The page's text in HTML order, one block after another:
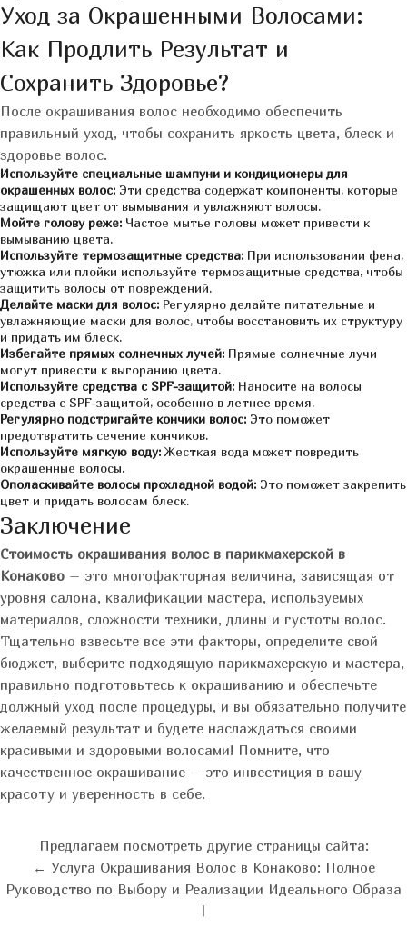
Уход за Окрашенными Волосами:
Как Продлить Результат и
Сохранить Здоровье?
После окрашивания волос необходимо обеспечить
правильный уход, чтобы сохранить яркость цвета, блеск и
здоровье волос.
Используйте специальные шампуни и кондиционеры для
окрашенных волос: Эти средства содержат компоненты, которые
защищают цвет от вымывания и увлажняют волосы.
Мойте голову реже: Частое мытье головы может привести к
вымыванию цвета.
Используйте термозащитные средства: При использовании фена,
утюжка или плойки используйте термозащитные средства, чтобы
защитить волосы от повреждений.
Делайте маски для волос: Регулярно делайте питательные и
увлажняющие маски для волос, чтобы восстановить их структуру
и придать им блеск.
Избегайте прямых солнечных лучей: Прямые солнечные лучи
могут привести к выгоранию цвета.
Используйте средства с SPF-защитой: Наносите на волосы
средства с SPF-защитой, особенно в летнее время.
Регулярно подстригайте кончики волос: Это поможет
предотвратить сечение кончиков.
Используйте мягкую воду: Жесткая вода может повредить
окрашенные волосы.
Ополаскивайте волосы прохладной водой: Это поможет закрепить
цвет и придать волосам блеск.
Заключение
Стоимость окрашивания волос в парикмахерской в
Конаково – это многофакторная величина, зависящая от
уровня салона, квалификации мастера, используемых
материалов, сложности техники, длины и густоты волос.
Тщательно взвесьте все эти факторы, определите свой
бюджет, выберите подходящую парикмахерскую и мастера,
правильно подготовьтесь к окрашиванию и обеспечьте
должный уход после процедуры, и вы обязательно получите
желаемый результат и будете наслаждаться своими
красивыми и здоровыми волосами! Помните, что
качественное окрашивание – это инвестиция в вашу
красоту и уверенность в себе.
Предлагаем посмотреть другие страницы сайта:
← Услуга Окрашивания Волос в Конаково: Полное
Руководство по Выбору и Реализации Идеального Образа